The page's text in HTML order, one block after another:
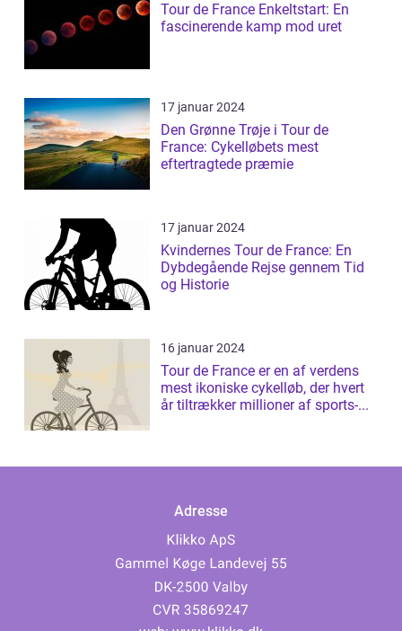
Tour de France Enkeltstart: En
fascinerende kamp mod uret
17 januar 2024
Den Grønne Trøje i Tour de
France: Cykelløbets mest
eftertragtede præmie
17 januar 2024
Kvindernes Tour de France: En
Dybdegående Rejse gennem Tid
og Historie
16 januar 2024
Tour de France er en af verdens
mest ikoniske cykelløb, der hvert
år tiltrækker millioner af sports-...
Adresse